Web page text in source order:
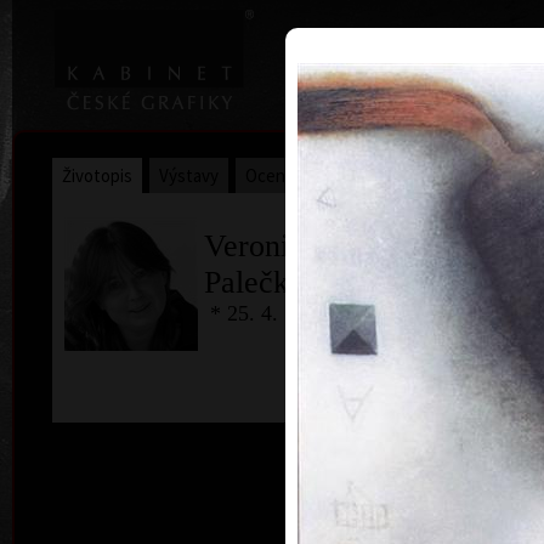
Home |
Životopis Sbírky
Veronika
Palečková
* 25. 4. 1962
Jan